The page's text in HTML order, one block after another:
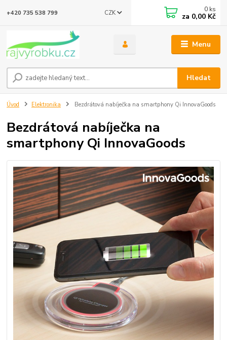
Menu
CZK
Hledat
+420 735 538 799 0 ks
za 0,00 Kč
Úvod Elektronika Bezdrátová nabíječka na smartphony Qi InnovaGoods
Bezdrátová nabíječka na
smartphony Qi InnovaGoods